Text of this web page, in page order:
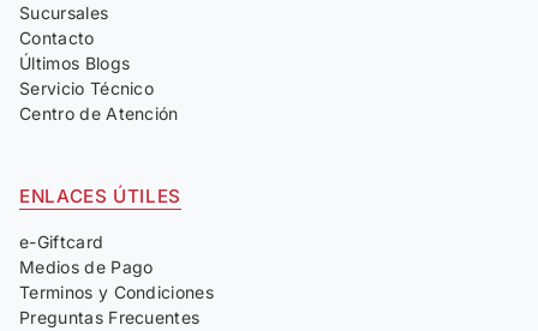
Sucursales
Contacto
Últimos Blogs
Servicio Técnico
Centro de Atención
ENLACES ÚTILES
e-Giftcard
Medios de Pago
Terminos y Condiciones
Preguntas Frecuentes